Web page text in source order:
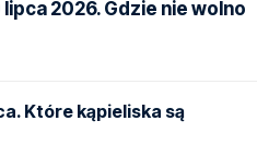
2026. Gdzie nie wolno
Które kąpieliska są